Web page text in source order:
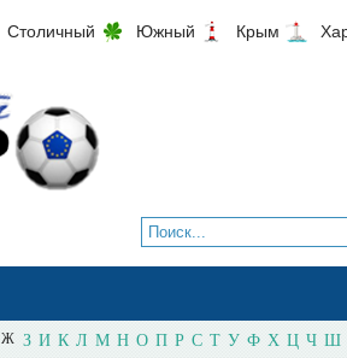
Столичный Южный Крым
Ж З И К Л М Н О П Р С Т У Ф Х Ц Ч Ш